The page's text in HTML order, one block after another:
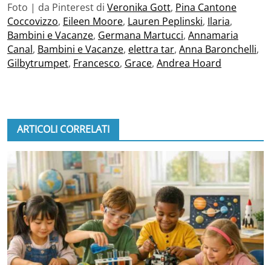
Foto | da Pinterest di Veronika Gott, Pina Cantone
Coccovizzo, Eileen Moore, Lauren Peplinski, Ilaria,
Bambini e Vacanze, Germana Martucci, Annamaria
Canal, Bambini e Vacanze, elettra tar, Anna Baronchelli,
Gilbytrumpet, Francesco, Grace, Andrea Hoard
ARTICOLI CORRELATI